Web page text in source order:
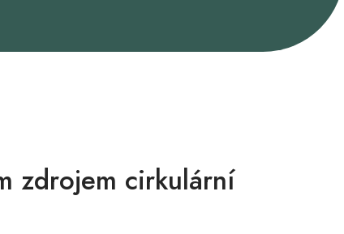
zdrojem cirkulární